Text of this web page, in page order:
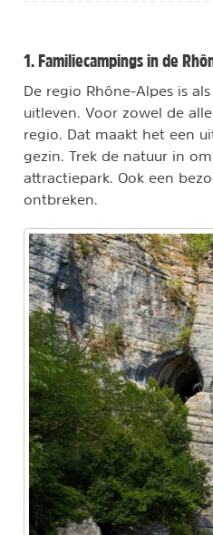
1. Familiecampings in de
De regio Rhône-Alpes is
uitleven. Voor zowel de
regio. Dat maakt het een
gezin. Trek de natuur in
attractiepark. Ook een
ontbreken.